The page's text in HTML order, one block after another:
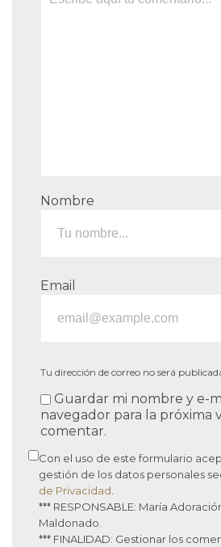
Nombre
Email
Tu dirección de correo no será
Guardar mi nombre y e-
navegador para la próxima
comentar.
Con el uso de este formulario
gestión de los datos personales
de Privacidad
*** RESPONSABLE: María
Maldonado.
*** FINALIDAD: Gestionar los